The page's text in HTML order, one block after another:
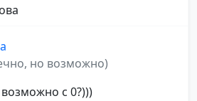
но возможно)
с 0?)))